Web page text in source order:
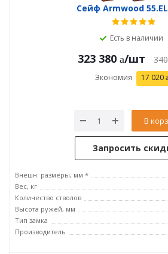
Сейф Armwood
Есть в наличии
323 380 /шт
Экономия 17 020
В
Запросить
Внешн. размеры, мм *
Вес, кг
Количество стволов
Высота ружей, мм
Тип замка
Производитель